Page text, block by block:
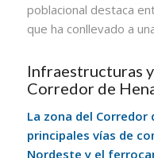
poblacional destaca
que ha conllevado a
Infraestructuras
Corredor de
La zona del
principales vías de
Nordeste y el